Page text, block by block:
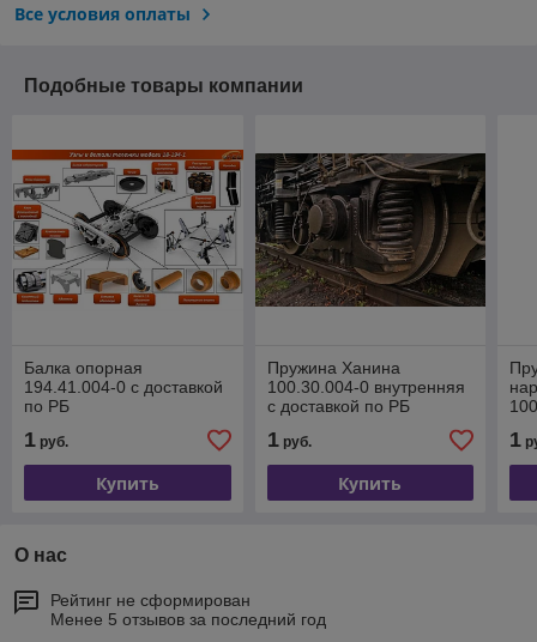
Все условия оплаты
Подобные товары компании
Балка опорная
194.41.004-0 с доставкой
по РБ
1 руб.
Купить
Пружина Ханина
100.30.004-0 внутренняя
с доставкой по РБ
1руб.
Купить
1
О нас
Рейтинг не сформирован
Менее 5 отзывов за последний год